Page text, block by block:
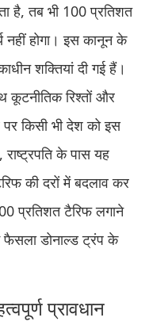
है, तब भी 100 प्रतिशत
नहीं होगा। इस कानून के
शक्तियां दी गई हैं।
कूटनीतिक रिश्तों और
पर किसी भी देश को इस
के पास यह
की दरों में बदलाव कर
प्रतिशत टैरिफ लगाने
फैसला डोनाल्ड ट्रंप के
प्रावधान